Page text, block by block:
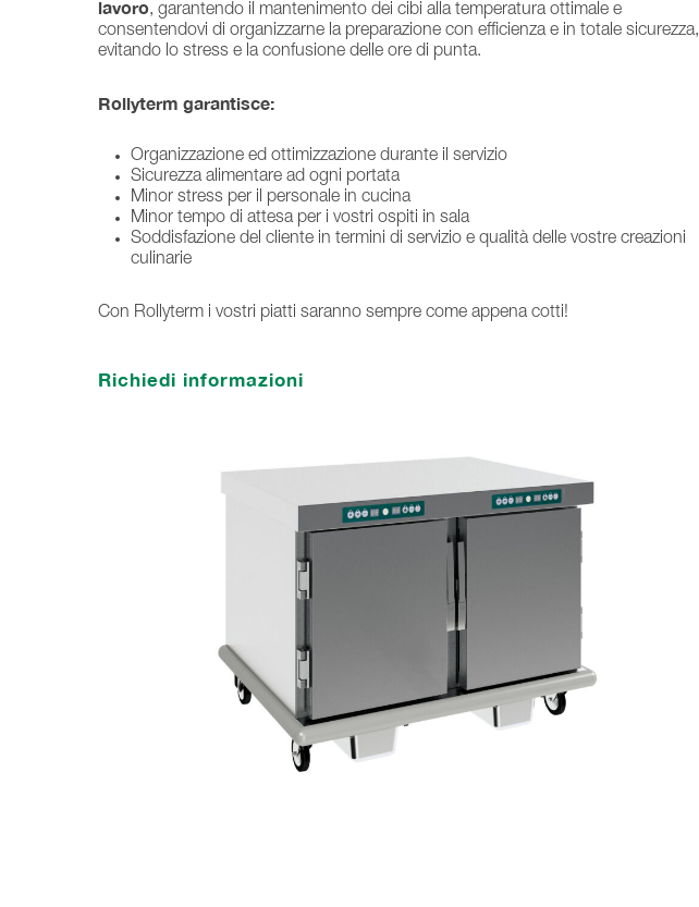
lavoro, garantendo il mantenimento dei cibi alla temperatura ottimale e
consentendovi di organizzarne la preparazione con efficienza e in totale sicurezza,
evitando lo stress e la confusione delle ore di punta.
Rollyterm garantisce:
Organizzazione ed ottimizzazione durante il servizio
Sicurezza alimentare ad ogni portata
Minor stress per il personale in cucina
Minor tempo di attesa per i vostri ospiti in sala
Soddisfazione del cliente in termini di servizio e qualità delle vostre creazioni
culinarie
Con Rollyterm i vostri piatti saranno sempre come appena cotti!
Richiedi informazioni